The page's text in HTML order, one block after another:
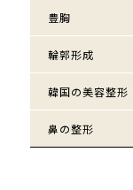
豊胸
輪郭形成
韓国の美容整形
鼻の整形